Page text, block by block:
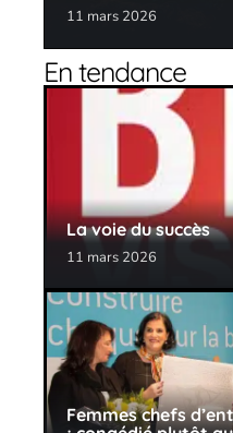
11 mars 2026
En tendance
La voie du succès
11 mars 2026
Femmes chefs